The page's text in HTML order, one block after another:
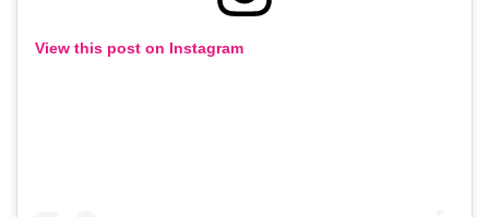
View this post on Instagram